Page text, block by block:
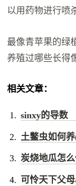
以用药物进行喷
最像青苹果的绿
养殖过哪些长得
相关文章：
sinxy的导数
土鳖虫如何
炭烧地瓜怎
可怜天下父